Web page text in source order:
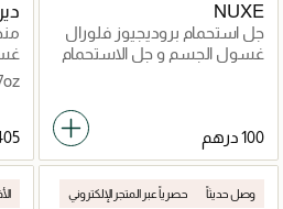
NUXE
جل استحمام بروديجيوز فلورال
غسول الجسم و جل الاستحمام
1.7oz
وصل حديثاً حصرياً عبر المتجر الإلكتروني